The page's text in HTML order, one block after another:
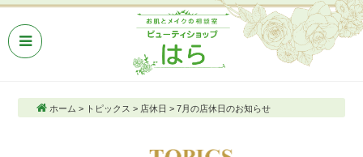
ホーム > トピックス > 店休日 > 7月の店休日のお知らせ